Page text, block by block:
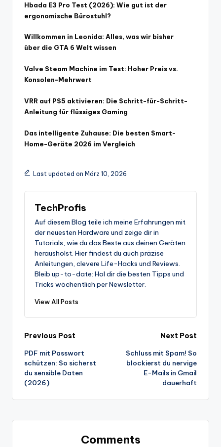
Hbada E3 Pro Test (2026): Wie gut ist der
ergonomische Bürostuhl?
Willkommen in Leonida: Alles, was wir bisher
über die GTA 6 Welt wissen
Valve Steam Machine im Test: Hoher Preis vs.
Konsolen-Mehrwert
VRR auf PS5 aktivieren: Die Schritt-für-Schritt-
Anleitung für flüssiges Gaming
Das intelligente Zuhause: Die besten Smart-
Home-Geräte 2026 im Vergleich
Last updated on März 10, 2026
TechProfis
Auf diesem Blog teile ich meine Erfahrungen mit
der neuesten Hardware und zeige dir in
Tutorials, wie du das Beste aus deinen Geräten
herausholst. Hier findest du auch präzise
Anleitungen, clevere Life-Hacks und Reviews.
Bleib up-to-date: Hol dir die besten Tipps und
Tricks wöchentlich per Newsletter.
View All Posts
Post
navigation
Previous Post
PDF mit Passwort
schützen: So sicherst
du sensible Daten
(2026)
Next Post
Schluss mit Spam! So
blockierst du nervige
E-Mails in Gmail
dauerhaft
Comments